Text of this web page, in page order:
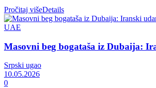
Pročitaj višeDetails
UAE
Masovni beg bogataša iz Dubaija:
Srpski ugao
10.05.2026
0